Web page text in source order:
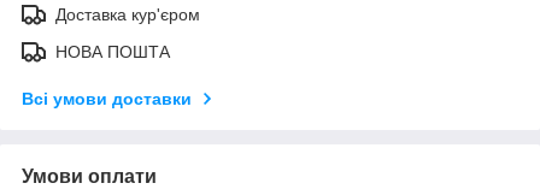
Доставка кур'єром
НОВА ПОШТА
Всі умови доставки
Умови оплати